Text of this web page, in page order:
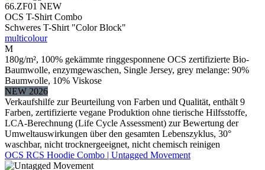
66.ZF01 NEW
OCS T-Shirt Combo
Schweres T-Shirt "Color Block"
multicolour
M
180g/m², 100% gekämmte ringgesponnene OCS zertifizierte Bio-
Baumwolle, enzymgewaschen, Single Jersey, grey melange: 90%
Baumwolle, 10% Viskose
NEW 2026
Verkaufshilfe zur Beurteilung von Farben und Qualität, enthält 9
Farben, zertifizierte vegane Produktion ohne tierische Hilfsstoffe,
LCA-Berechnung (Life Cycle Assessment) zur Bewertung der
Umweltauswirkungen über den gesamten Lebenszyklus, 30°
waschbar, nicht trocknergeeignet, nicht chemisch reinigen
OCS RCS Hoodie Combo | Untagged Movement